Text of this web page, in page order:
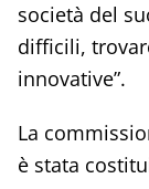
società del
difficili,
innovative”.
La
è stata